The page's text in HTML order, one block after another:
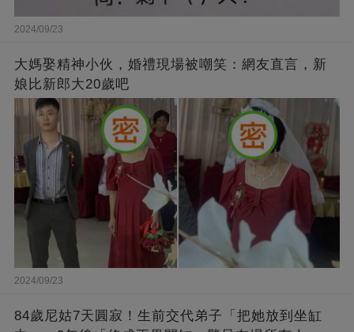
2024/09/23
大媽娶精神小伙，婚禮現場被嘲笑：網友直言，新
娘比新郎大20歲吧
2024/09/23
84歲尼姑7天圓寂！生前交代弟子「把她放到坐缸